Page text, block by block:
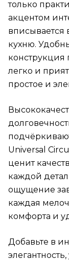
только
акцентом
вписывается
кухню.
конструкция
легко и
простое и
Universal
ценит
каждой
ощущение
каждая
комфорта и
Добавьте в